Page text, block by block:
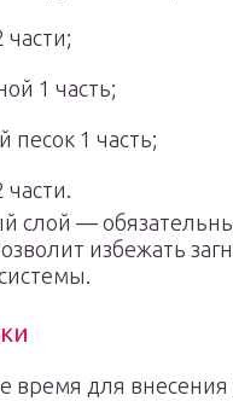
части;
1 часть;
песок 1 часть;
части.
слой —
избежать
время для внесения